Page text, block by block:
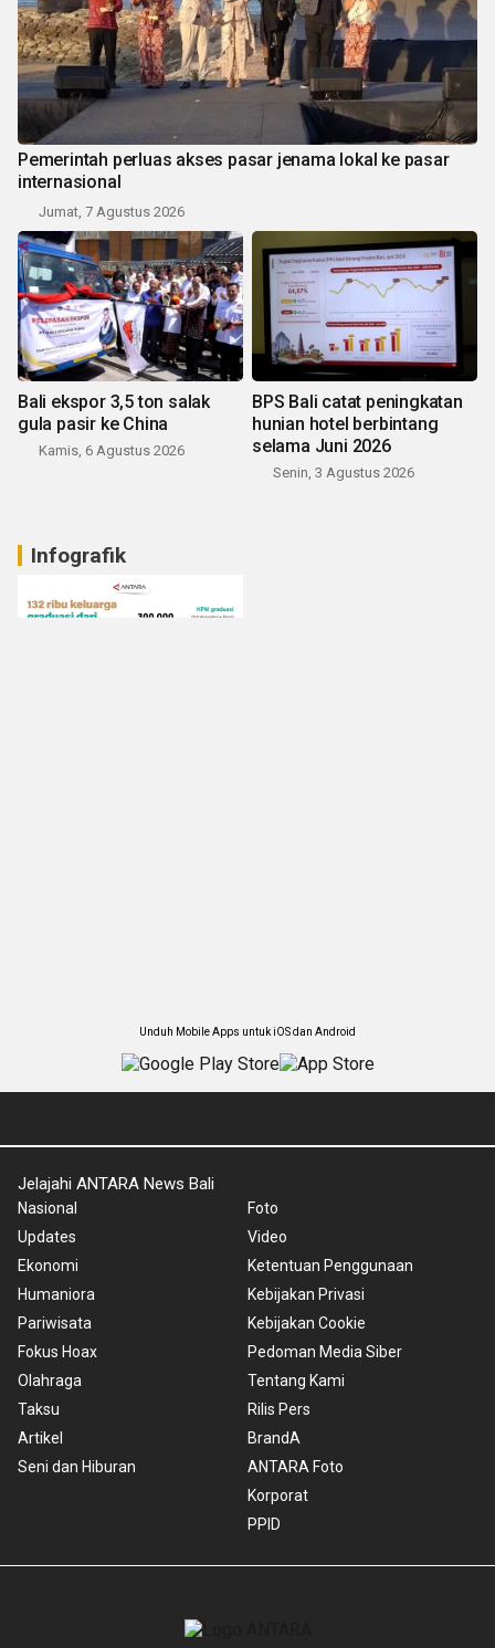
Pemerintah perluas akses pasar jenama lokal ke pasar
internasional
Jumat, 7 Agustus 2026
Bali ekspor 3,5 ton salak
gula pasir ke China
Kamis, 6 Agustus 2026
BPS Bali catat peningkatan
hunian hotel berbintang
selama Juni 2026
Senin, 3 Agustus 2026
Infografik
Unduh Mobile Apps untuk iOS dan Android
Jelajahi ANTARA News Bali
Nasional
Updates
Ekonomi
Humaniora
Pariwisata
Fokus Hoax
Olahraga
Taksu
Artikel
Seni dan Hiburan
Foto
Video
Ketentuan Penggunaan
Kebijakan Privasi
Kebijakan Cookie
Pedoman Media Siber
Tentang Kami
Rilis Pers
BrandA
ANTARA Foto
Korporat
PPID